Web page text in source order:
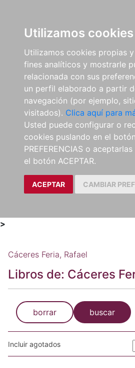
Utilizamos cookies
Utilizamos cookies propias
fines analíticos y mostrarle
relacionada con sus
un perfil elaborado a partir
navegación (por ejemplo,
visitados). Clica aquí para
Usted puede configurar o
cookies puslando en el
PREFERENCIAS o
el botón ACEPTAR.
ACEPTAR CAMBIAR
>
Cáceres Feria, Rafael
Libros de: Cáceres
borrar buscar
Incluir agotados